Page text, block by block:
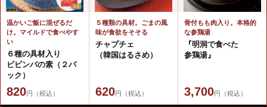
温かいご飯に混ぜるだ
け。マイルドで食べやす
い
６種の具材入り
ビビンバの素（２パ
ック）
820円（税込）
５種類の具材。ごまの風
味が食欲をそそる
チャプチェ
（韓国はるさめ）
620円（税込）
骨付もも肉入り。本格的
な参鶏湯
『明洞で食べた
参鶏湯』
3,700円（税込）